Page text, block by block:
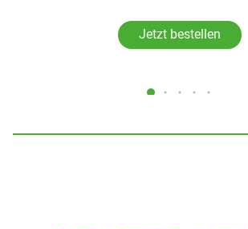
Jetzt bestellen